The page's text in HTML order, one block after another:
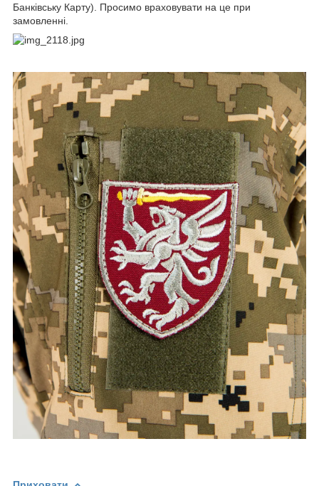
Банківську Карту). Просимо враховувати на це при
замовленні.